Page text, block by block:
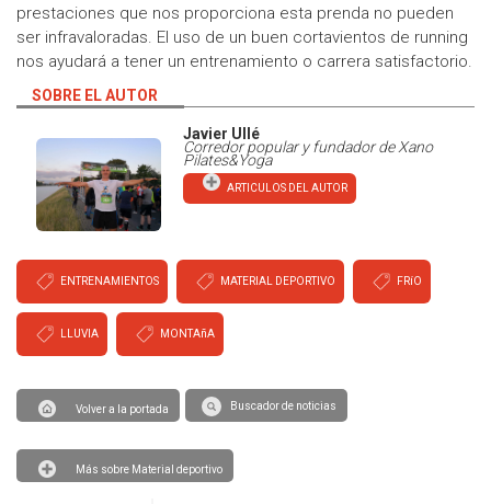
prestaciones que nos proporciona esta prenda no pueden
ser infravaloradas. El uso de un buen cortavientos de running
nos ayudará a tener un entrenamiento o carrera satisfactorio.
SOBRE EL AUTOR
Javier Ullé
Corredor popular y fundador de Xano
Pilates&Yoga
ARTICULOS DEL AUTOR
ENTRENAMIENTOS MATERIAL DEPORTIVO FRíO
LLUVIA MONTAñA
Volver a la portada Buscador de noticias
Más sobre Material deportivo